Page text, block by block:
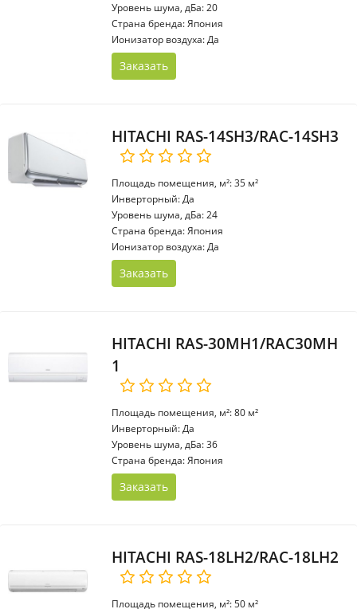
Уровень шума, дБа: 20
Страна бренда: Япония
Ионизатор воздуха: Да
Заказать
HITACHI RAS-14SH3/RAC-14SH3
Площадь помещения, м²: 35 м²
Инверторный: Да
Уровень шума, дБа: 24
Страна бренда: Япония
Ионизатор воздуха: Да
Заказать
HITACHI RAS-30MH1/RAC30MH
1
Площадь помещения, м²: 80 м²
Инверторный: Да
Уровень шума, дБа: 36
Страна бренда: Япония
Заказать
HITACHI RAS-18LH2/RAC-18LH2
Площадь помещения, м²: 50 м²